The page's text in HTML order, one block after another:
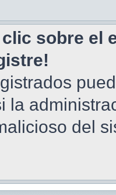
sobre el
la
del